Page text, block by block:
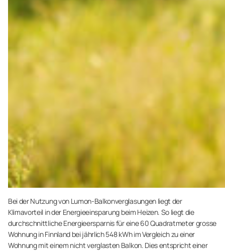
Bei der Nutzung von Lumon-Balkonverglasungen liegt der
Klimavorteil in der Energieeinsparung beim Heizen. So liegt die
durchschnittliche Energieersparnis für eine 60 Quadratmeter grosse
Wohnung in Finnland bei jährlich 548 kWh im Vergleich zu einer
Wohnung mit einem nicht verglasten Balkon. Dies entspricht einer